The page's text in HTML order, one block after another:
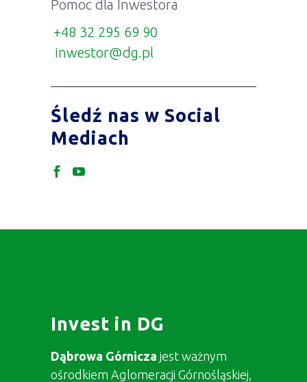
Pomoc dla Inwestora
+48 32 295 69 90
inwestor@dg.pl
Śledź nas w Social
Mediach
Invest in DG
Dąbrowa Górnicza jest ważnym
ośrodkiem Aglomeracji Górnośląskiej,